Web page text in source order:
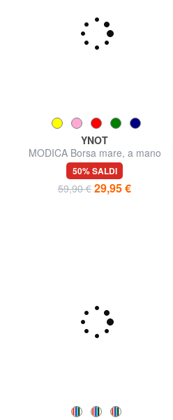
YNOT
MODICA Borsa mare, a mano
50% SALDI
59,90 € 29,95 €